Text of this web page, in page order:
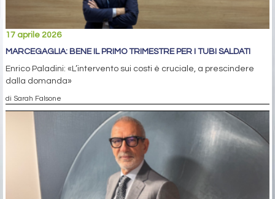
17 aprile 2026
MARCEGAGLIA: BENE IL PRIMO TRIMESTRE PER I TUBI SALDATI
Enrico Paladini: «L’intervento sui costi è cruciale, a prescindere
dalla domanda»
di Sarah Falsone